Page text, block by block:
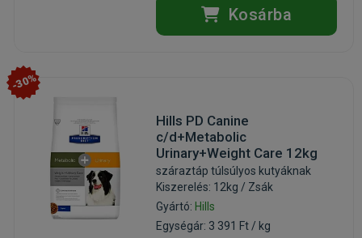
Kosárba
-30%
Hills PD Canine
c/d+Metabolic
Urinary+Weight Care 12kg
száraztáp túlsúlyos kutyáknak
Kiszerelés: 12kg / Zsák
Gyártó: Hills
Egységár: 3 391 Ft / kg